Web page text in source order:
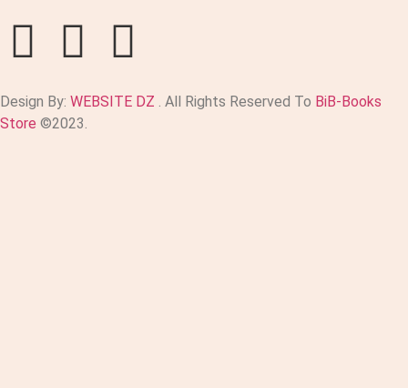
Design By: WEBSITE DZ . All Rights Reserved To BiB-Books
Store ©2023.